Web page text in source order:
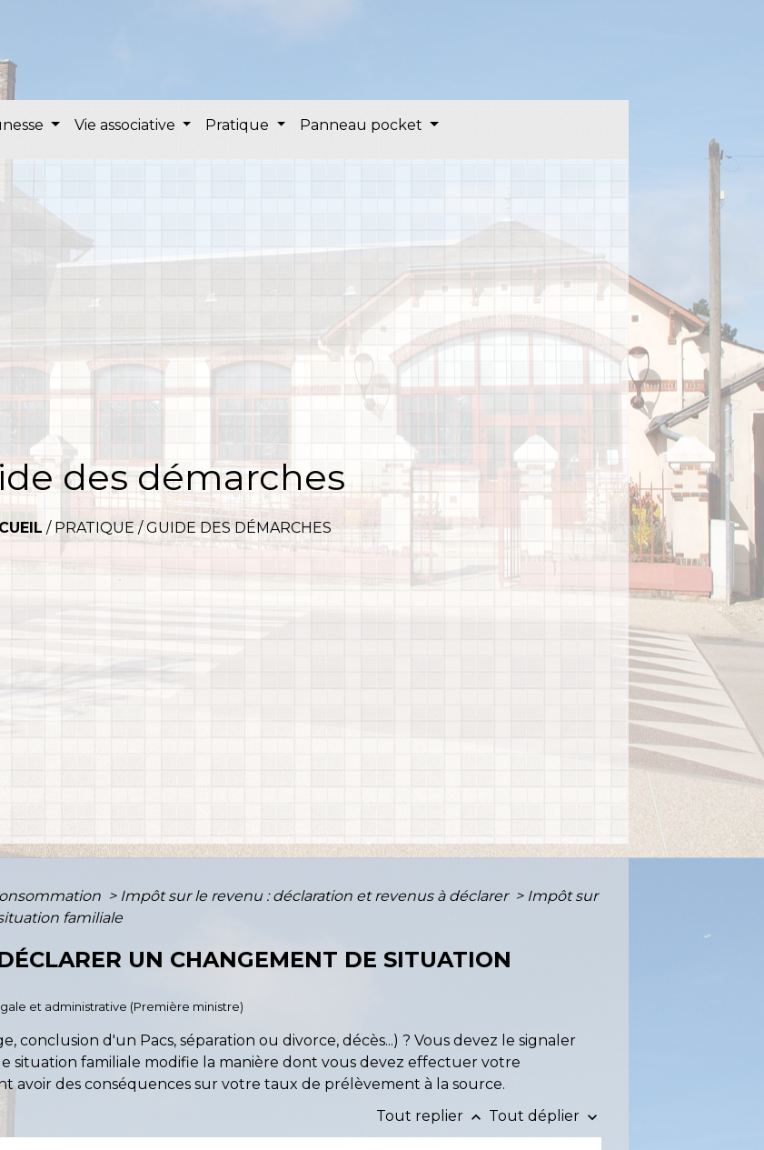
Vie associative Pratique Panneau pocket
des démarches
/ PRATIQUE/GUIDE DES DÉMARCHES
> Impôt sur le revenu : déclaration et revenus à déclarer > Impôt sur
familiale
UN CHANGEMENT DE SITUATION
et administrative (Première ministre)
conclusion d'un Pacs, séparation ou divorce, décès...) ? Vous devez le signaler
situation familiale modifie la manière dont vous devez effectuer votre
avoir des conséquences sur votre taux de prélèvement à la source.
Tout replier keyboard_arrow_up Tout déplier keyboard_arrow_down